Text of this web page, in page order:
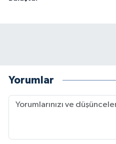
Yorumlar